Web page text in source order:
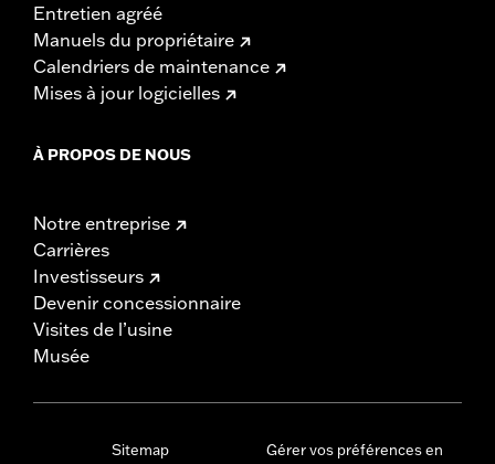
Entretien agréé
Manuels du propriétaire
Calendriers de maintenance
Mises à jour logicielles
À PROPOS DE NOUS
Notre entreprise
Carrières
Investisseurs
Devenir concessionnaire
Visites de l’usine
Musée
Sitemap Gérer vos préférences en